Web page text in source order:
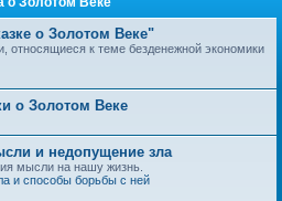
с
о Золотом Веке"
относящиеся к теме безденежной экономики
о Золотом Веке
и недопущение зла
мысли на нашу жизнь.
и способы борьбы с ней